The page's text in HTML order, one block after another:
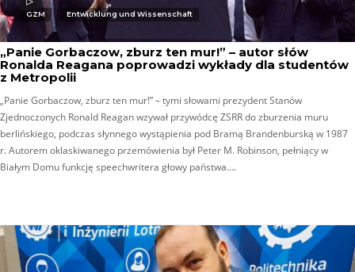
GZM Entwicklung und Wissenschaft
„Panie Gorbaczow, zburz ten mur!” – autor słów
Ronalda Reagana poprowadzi wykłady dla studentów
z Metropolii
„Panie Gorbaczow, zburz ten mur!” – tymi słowami prezydent Stanów
Zjednoczonych Ronald Reagan wzywał przywódcę ZSRR do zburzenia muru
berlińskiego, podczas słynnego wystąpienia pod Bramą Brandenburską w 1987
r. Autorem oklaskiwanego przemówienia był Peter M. Robinson, pełniący w
Białym Domu funkcję speechwritera głowy państwa….